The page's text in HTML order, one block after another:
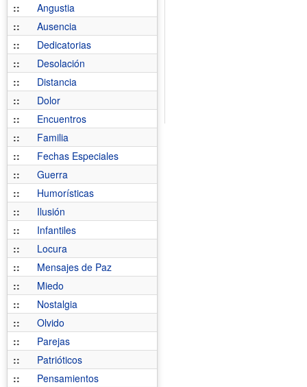
::
Angustia
::
Ausencia
::
Dedicatorias
::
Desolación
::
Distancia
::
Dolor
::
Encuentros
::
Familia
::
Fechas Especiales
::
Guerra
::
Humorísticas
::
Ilusión
::
Infantiles
::
Locura
::
Mensajes de Paz
::
Miedo
::
Nostalgia
::
Olvido
::
Parejas
::
Patrióticos
::
Pensamientos